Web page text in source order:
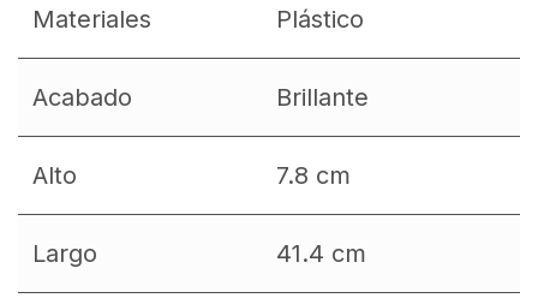
Materiales Plástico
Acabado Brillante
Alto 7.8 cm
Largo 41.4 cm